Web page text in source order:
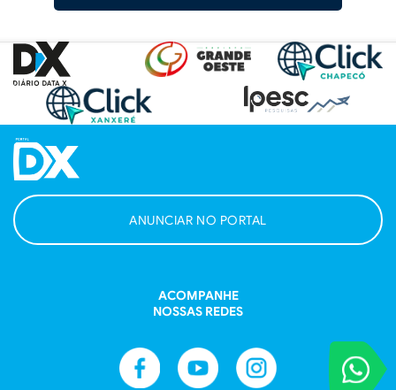
VOCÊ
Entre em
ANUNCIAR NO PORTAL
ACOMPANHE
NOSSAS REDES